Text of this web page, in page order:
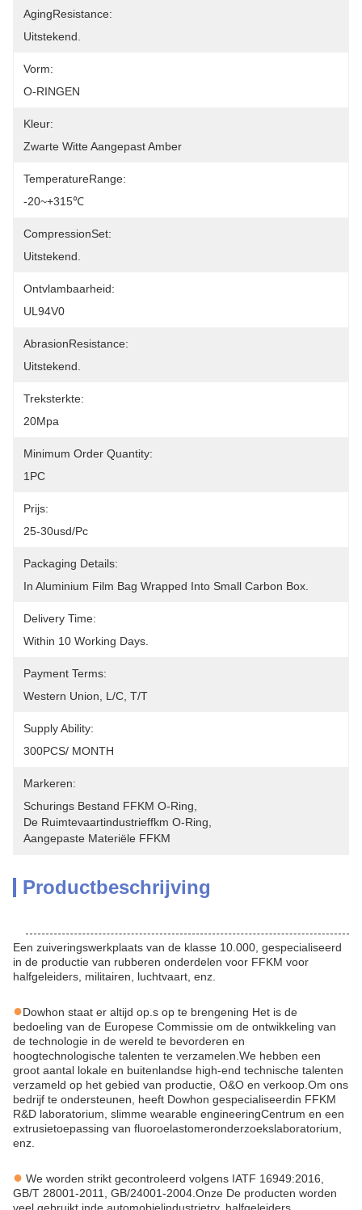
AgingResistance:
Uitstekend.
Vorm:
O-RINGEN
Kleur:
Zwarte Witte Aangepast Amber
TemperatureRange:
-20~+315℃
CompressionSet:
Uitstekend.
Ontvlambaarheid:
UL94V0
AbrasionResistance:
Uitstekend.
Treksterkte:
20Mpa
Minimum Order Quantity:
1PC
Prijs:
25-30usd/pc
Packaging Details:
In Aluminium Film Bag Wrapped Into Small Carbon Box.
Delivery Time:
Within 10 Working Days.
Payment Terms:
Western Union, L/C, T/T
Supply Ability:
300PCS/ MONTH
Markeren:
Schurings Bestand FFKM O-Ring
De Ruimtevaartindustrieffkm O-Ring
Aangepaste Materiële FFKM
Productbeschrijving
Een zuiveringswerkplaats van de klasse 10.000, gespecialiseerd
in de productie van rubberen onderdelen voor FFKM voor
halfgeleiders, militairen, luchtvaart, enz.
●Dowhon staat er altijd op. s op te brengening Het is de
bedoeling van de Europese Commissie om de ontwikkeling van
de technologie in de wereld te bevorderen en
hoogtechnologische talenten te verzamelen. We hebben een
groot aantal lokale en buitenlandse high-end technische talenten
verzameld op het gebied van productie, O&O en verkoop. Om ons
bedrijf te ondersteunen, heeft Dowhon gespecialiseerdin FFKM
R&D laboratorium, slimme wearable engineeringCentrum en een
extrusietoepassing van fluoroelastomeronderzoekslaboratorium,
enz.
● We worden strikt gecontroleerd volgens IATF 16949:2016,
GB/T 28001-2011, GB/24001-2004. Onze De producten worden